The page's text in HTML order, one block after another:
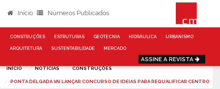
Início Números Publicados
CONSTRUÇÕES ESTRUTURAS GEOTECNIA HIDRÁULICA URBANISMO
ARQUITETURA SUSTENTABILIDADE MERCADO
ASSINE A REVISTA
INÍCIO NOTÍCIAS CONSTRUÇÕES
PONTA DELGADA VAI LANÇAR CONCURSO DE IDEIAS PARA REQUALIFICAR CENTRO